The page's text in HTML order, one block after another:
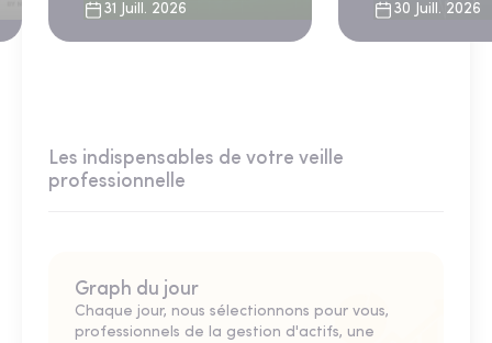
31 Juill. 2026
30 Juill. 2026
Les indispensables de votre veille
professionnelle
Graph du jour
Chaque jour, nous sélectionnons pour vous,
professionnels de la gestion d'actifs, une